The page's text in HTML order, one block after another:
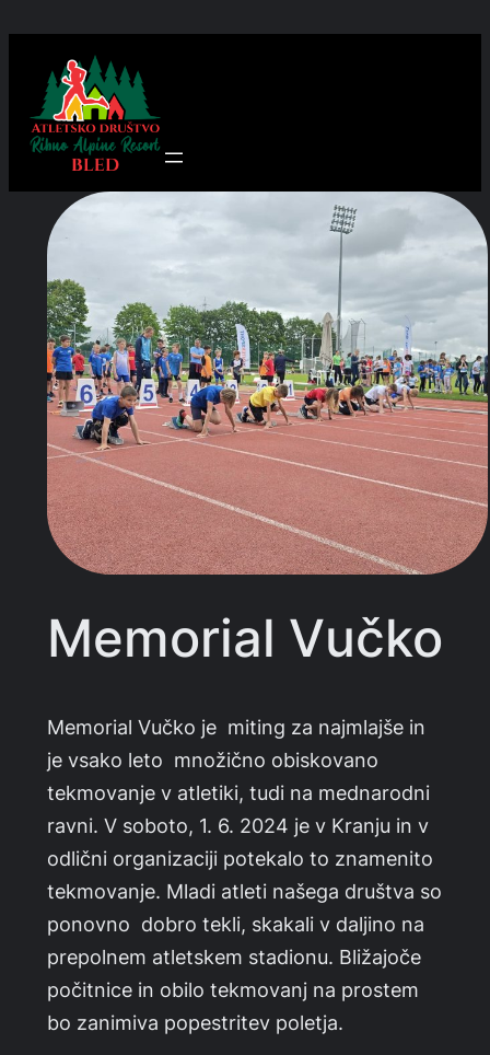
vsebino
Memorial Vučko
Memorial Vučko je miting za najmlajše in
je vsako leto množično obiskovano
tekmovanje v atletiki, tudi na mednarodni
ravni. V soboto, 1. 6. 2024 je v Kranju in v
odlični organizaciji potekalo to znamenito
tekmovanje. Mladi atleti našega društva so
ponovno dobro tekli, skakali v daljino na
prepolnem atletskem stadionu. Bližajoče
počitnice in obilo tekmovanj na prostem
bo zanimiva popestritev poletja.